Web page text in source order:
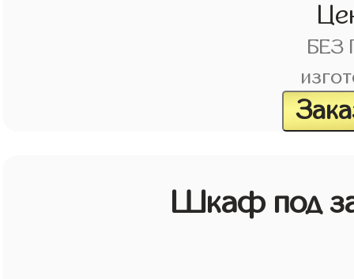
БЕЗ
Шкаф под